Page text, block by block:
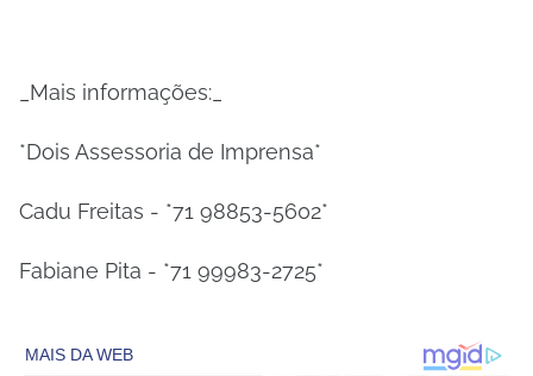
_Mais informações:_
*Dois Assessoria de Imprensa*
Cadu Freitas - *71 98853-5602*
Fabiane Pita - *71 99983-2725*